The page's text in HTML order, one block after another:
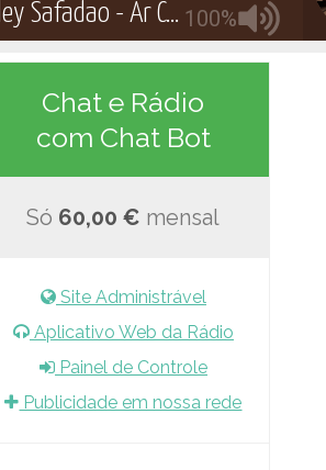
Chat e Rádio
com Chat Bot
Só 60,00 € mensal
Site Administrável
Aplicativo Web da Rádio
Painel de Controle
Publicidade em nossa rede